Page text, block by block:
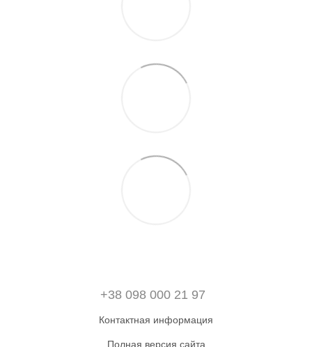
+38 098 000 21 97
Контактная информация
Полная версия сайта